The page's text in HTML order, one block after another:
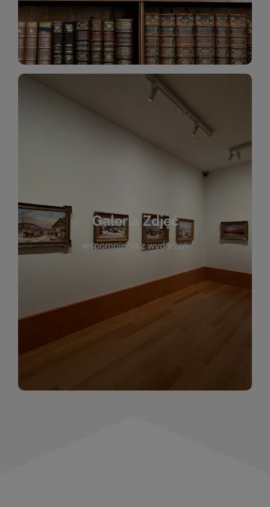
Katalog Zbiorów
Galeria Zdjęć
wspomnienia z wydarzeń
Galeria Zdjęć
wspomnienia z wydarzeń, spotkań i projektów
którym można zobaczyć, jak żyje nasza biblioteka
i jej społeczność. Zdjęcia dokumentują zarówno
uroczyste chwile, jak i codzienne aktywności
czytelników. Regularnie dodajemy nowe galerie,
by każdy mógł powrócić do wyjątkowych
momentów. Zapraszamy do obejrzenia,
wspominania i inspirowania się!